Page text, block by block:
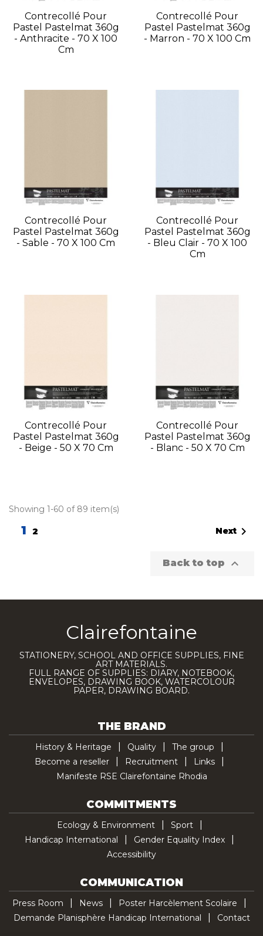
Contrecollé Pour
Pastel Pastelmat 360g
- Anthracite - 70 X 100
Cm
Contrecollé Pour
Pastel Pastelmat 360g
- Marron - 70 X 100 Cm
Contrecollé Pour
Pastel Pastelmat 360g
- Sable - 70 X 100 Cm
Contrecollé Pour
Pastel Pastelmat 360g
- Bleu Clair - 70 X 100
Cm
Contrecollé Pour
Pastel Pastelmat 360g
- Beige - 50 X 70 Cm
Contrecollé Pour
Pastel Pastelmat 360g
- Blanc - 50 X 70 Cm
Showing 1-60 of 89 item(s)
1 2 Next 
Back to top 
Clairefontaine
STATIONERY, SCHOOL AND OFFICE SUPPLIES, FINE
ART MATERIALS.
FULL RANGE OF SUPPLIES: DIARY, NOTEBOOK,
ENVELOPES, DRAWING BOOK, WATERCOLOUR
PAPER, DRAWING BOARD.
THE BRAND
History & Heritage Quality
The group
Become a reseller
Recruitment
Links
Manifeste RSE Clairefontaine Rhodia
COMMITMENTS
Ecology & Environment
Sport
Handicap International
Gender Equality Index
Accessibility
COMMUNICATION
Press Room News
Poster Harcèlement Scolaire
Demande Planisphère Handicap International
Contact